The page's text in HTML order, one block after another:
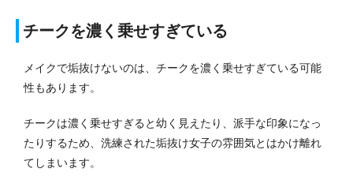
チークを濃く乗せすぎている
メイクで垢抜けないのは、チークを濃く乗せすぎている可能
性もあります。
チークは濃く乗せすぎると幼く見えたり、派手な印象になっ
たりするため、洗練された垢抜け女子の雰囲気とはかけ離れ
てしまいます。